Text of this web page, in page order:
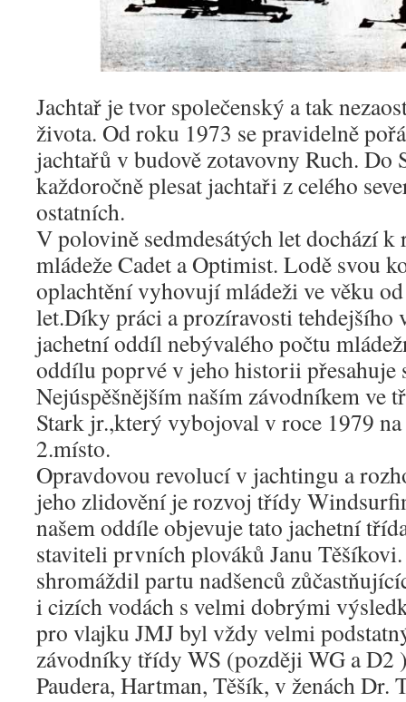
Jachtař je tvor společenský a tak
života. Od roku 1973 se pravidelně
jachtařů v budově zotavovny Ruch.
každoročně plesat jachtaři z celého
ostatních.
V polovině sedmdesátých let dochází
mládeže Cadet a Optimist. Lodě svou
oplachtění vyhovují mládeži ve věku
let.Díky práci a prozíravosti tehdejšího
jachetní oddíl nebývalého počtu
oddílu poprvé v jeho historii přesahuje
Nejúspěšnějším naším závodníkem ve
Stark jr.,který vybojoval v roce 1979
2.místo.
Opravdovou revolucí v jachtingu a
jeho zlidovění je rozvoj třídy
našem oddíle objevuje tato jachetní
staviteli prvních plováků Janu Těšíkovi.
shromáždil partu nadšenců
i cizích vodách s velmi dobrými
pro vlajku JMJ byl vždy velmi
závodníky třídy WS (později WG a D2
Paudera, Hartman, Těšík, v ženách Dr.